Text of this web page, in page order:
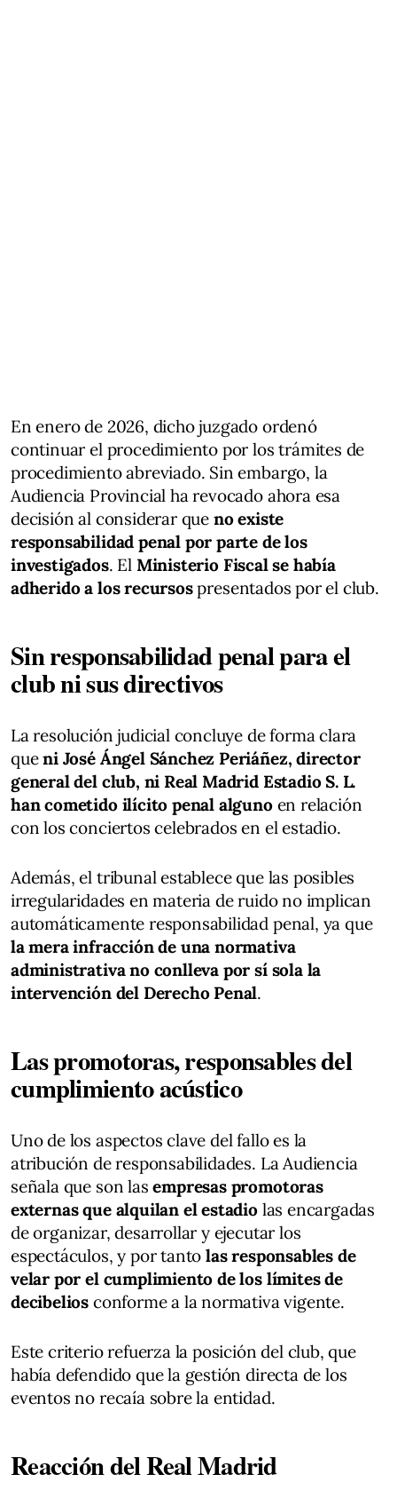
En enero de 2026, dicho juzgado ordenó
continuar el procedimiento por los trámites de
procedimiento abreviado. Sin embargo, la
Audiencia Provincial ha revocado ahora esa
decisión al considerar que no existe
responsabilidad penal por parte de los
investigados. El Ministerio Fiscal se había
adherido a los recursospresentados por el club.
Sin responsabilidad penal para el
club ni sus directivos
La resolución judicial concluye de forma clara
queni José Ángel Sánchez Periáñez, director
general del club, ni Real Madrid Estadio S. L.
han cometido ilícito penal algunoen relación
con los conciertos celebrados en el estadio.
Además, el tribunal establece que las posibles
irregularidades en materia de ruido no implican
automáticamente responsabilidad penal, ya que
la mera infracción de una normativa
administrativa no conlleva por sí sola la
intervención del Derecho Penal.
Las promotoras, responsables del
cumplimiento acústico
Uno de los aspectos clave del fallo es la
atribución de responsabilidades. La Audiencia
señala que son lasempresas promotoras
externas que alquilan el estadiolas encargadas
de organizar, desarrollar y ejecutar los
espectáculos, y por tantolas responsables de
velar por el cumplimiento de los límites de
decibelios conforme a la normativa vigente.
Este criterio refuerza la posición del club, que
había defendido que la gestión directa de los
eventos no recaía sobre la entidad.
Reacción del Real Madrid